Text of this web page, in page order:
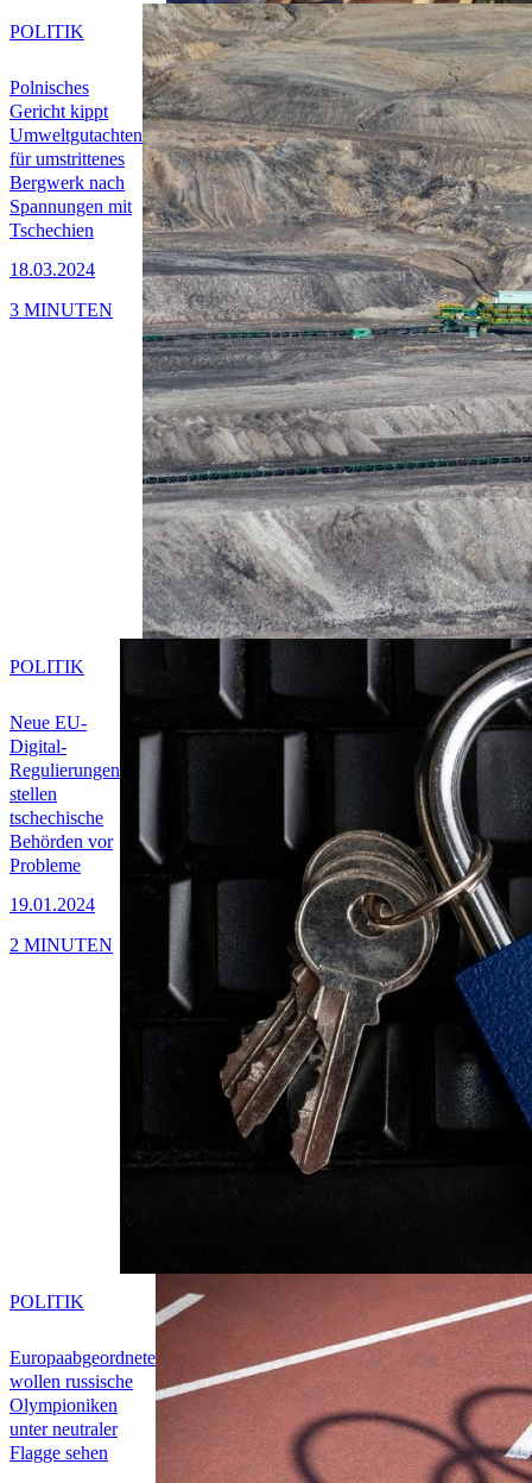
Polnisches
Gericht kippt
Umweltgutachten
für umstrittenes
Bergwerk nach
Spannungen mit
Tschechien
18.03.2024
POLITIK
3 MINUTEN
Neue EU-
Digital-
Regulierungen
stellen
tschechische
Behörden vor
Probleme
19.01.2024
POLITIK
2 MINUTEN
Europaabgeordnete
wollen russische
Olympioniken
unter neutraler
Flagge sehen
POLITIK